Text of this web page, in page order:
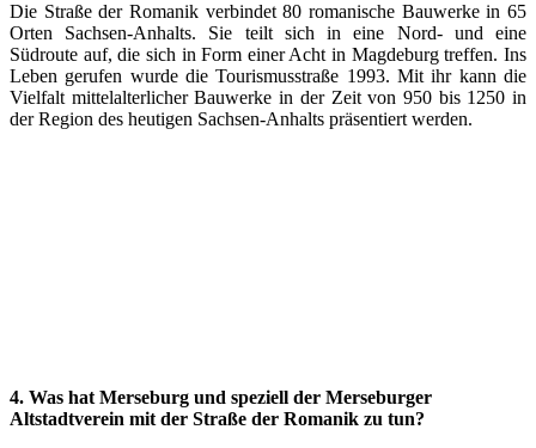
Die Straße der Romanik verbindet 80 romanische Bauwerke in 65
Orten Sachsen-Anhalts. Sie teilt sich in eine Nord- und eine
Südroute auf, die sich in Form einer Acht in Magdeburg treffen. Ins
Leben gerufen wurde die Tourismusstraße 1993. Mit ihr kann die
Vielfalt mittelalterlicher Bauwerke in der Zeit von 950 bis 1250 in
der Region des heutigen Sachsen-Anhalts präsentiert werden.
4. Was hat Merseburg und speziell der Merseburger
Altstadtverein mit der Straße der Romanik zu tun?